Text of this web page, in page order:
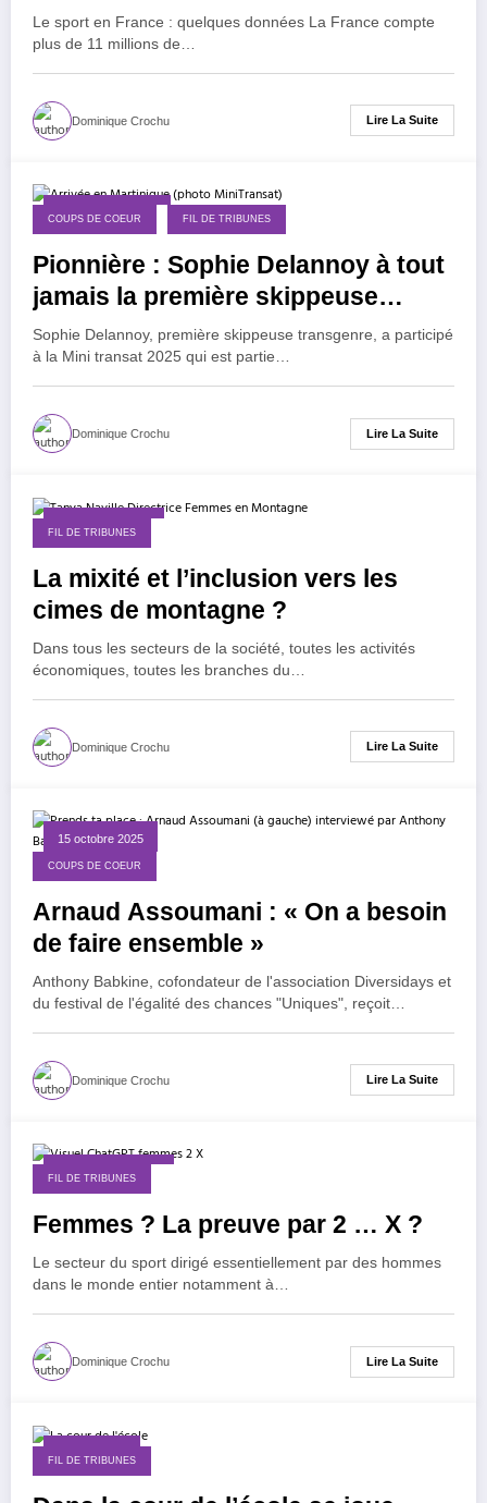
Le sport en France : quelques données La France compte
plus de 11 millions de…
Dominique Crochu Lire La Suite
13 novembre 2025
COUPS DE COEUR FIL DE TRIBUNES
Pionnière : Sophie Delannoy à tout
jamais la première skippeuse
transgenre à avoir « fait la mini-
transat » !
Sophie Delannoy, première skippeuse transgenre, a participé
à la Mini transat 2025 qui est partie…
Dominique Crochu Lire La Suite
FIL DE TRIBUNES
La mixité et l’inclusion vers les
cimes de montagne ?
Dans tous les secteurs de la société, toutes les activités
économiques, toutes les branches du…
Dominique Crochu Lire La Suite
15 octobre 2025
COUPS DE COEUR
Arnaud Assoumani : « On a besoin
de faire ensemble »
Anthony Babkine, cofondateur de l'association Diversidays et
du festival de l'égalité des chances "Uniques", reçoit…
Dominique Crochu Lire La Suite
30 septembre 2025
FIL DE TRIBUNES
Femmes ? La preuve par 2 … X ?
Le secteur du sport dirigé essentiellement par des hommes
dans le monde entier notamment à…
Dominique Crochu Lire La Suite
FIL DE TRIBUNES